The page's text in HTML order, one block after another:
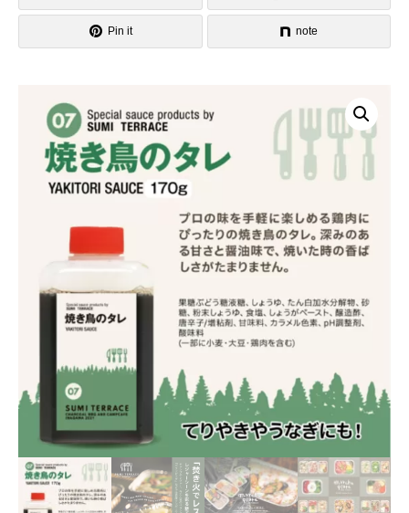
Pin it note